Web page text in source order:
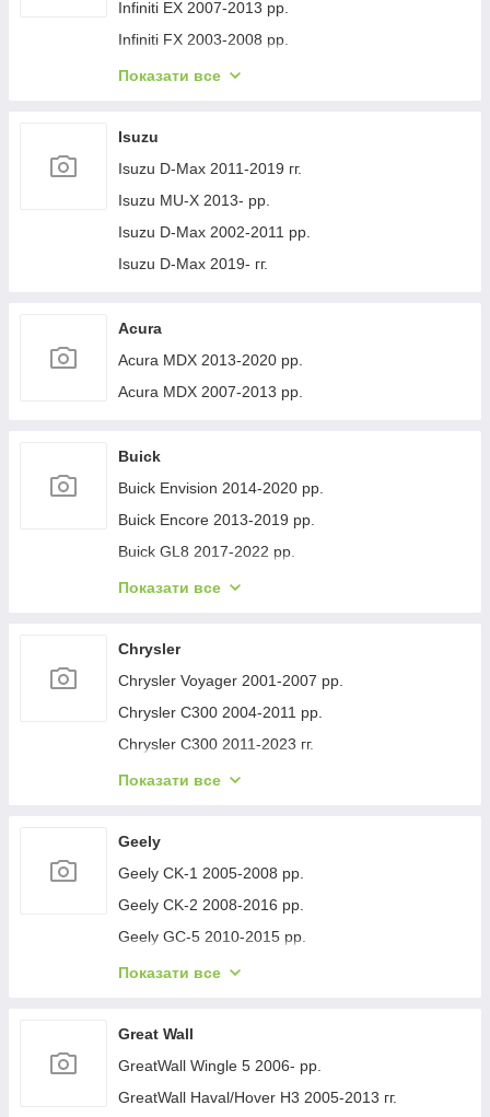
Jeep Cherokee XJ 1984-2001 гг.
Infiniti EX 2007-2013 рр.
Infiniti FX 2003-2008 рр.
Infiniti FX 2008-2012 рр.
Infiniti Q30 2015-2024 гг.
Infiniti Q50/Q60 2013-2024 рр.
Infiniti QX50 2013-2017 рр.
Infiniti QX56 2010-2013 рр.
Infiniti QX70 2013-2019 рр.
Infiniti G25/G35/37 (V36/CV36) 2006-2015 гг.
Infinity Q70/M-series 2010-2019 рр.
Infiniti QX80 2013-2024 рр.
Показати все
Isuzu
Isuzu D-Max 2011-2019 гг.
Isuzu MU-X 2013- рр.
Isuzu D-Max 2002-2011 рр.
Isuzu D-Max 2019- гг.
Acura
Acura MDX 2013-2020 рр.
Acura MDX 2007-2013 рр.
Buick
Buick Envision 2014-2020 рр.
Buick Encore 2013-2019 рр.
Buick GL8 2017-2022 рр.
Buick Lacrosse 2017-2023 рр.
Buick Verano 2016-2021 рр.
Buick Enclave 2007-2012 рр.
Показати все
Chrysler
Chrysler Voyager 2001-2007 рр.
Chrysler C300 2004-2011 рр.
Chrysler C300 2011-2023 гг.
Chrysler Voyager 1996-2001 рр.
Chrysler 200 II 2014-2017 рр.
Показати все
Geely
Geely CK-1 2005-2008 рр.
Geely CK-2 2008-2016 рр.
Geely GC-5 2010-2015 рр.
Geely GC-6 2014-2020 рр.
Geely Emgrand EC7 2009- рр.
Geely Emgrand X7 2011- рр.
Geely LC Cross 2008-2016 гг.
Показати все
Great Wall
GreatWall Wingle 5 2006- рр.
GreatWall Haval/Hover H3 2005-2013 гг.